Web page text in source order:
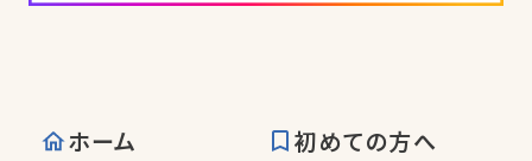
ホーム
初めての方へ